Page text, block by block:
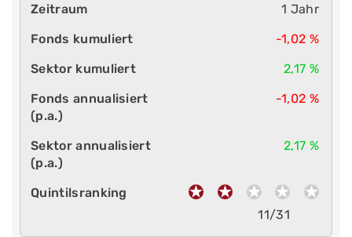
1 Jahr
-1,02 %
2,17 %
-1,02 %
2,17 %
11/31